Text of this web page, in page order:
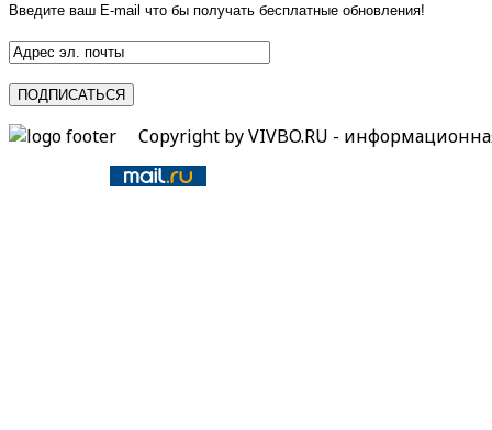
Введите ваш E-mail что бы получать бесплатные обновления!
Copyright by VIVBO.RU -